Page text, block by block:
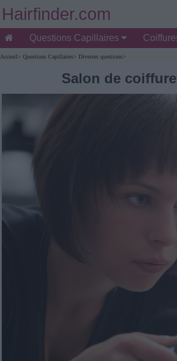
Hairfinder.com
Questions Capillaires
Accueil> Questions Capillaires> Diverses questions>
Salon de